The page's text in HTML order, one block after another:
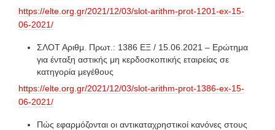
https://elte.org.gr/2021/12/03/slot-arithm-prot-1201-ex-15-
06-2021/
ΣΛΟΤ Αριθμ. Πρωτ.: 1386 ΕΞ / 15.06.2021 – Ερώτημα
για ένταξη αστικής μη κερδοσκοπικής εταιρείας σε
κατηγορία μεγέθους
https://elte.org.gr/2021/12/03/slot-arithm-prot-1386-ex-15-
06-2021/
Πώς εφαρμόζονται οι αντικαταχρηστικοί κανόνες στους